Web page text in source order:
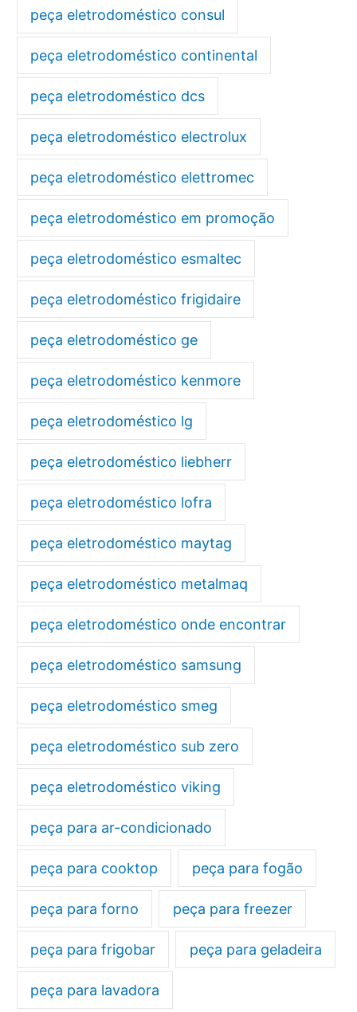
peça eletrodoméstico consul
peça eletrodoméstico continental
peça eletrodoméstico dcs
peça eletrodoméstico electrolux
peça eletrodoméstico elettromec
peça eletrodoméstico em promoção
peça eletrodoméstico esmaltec
peça eletrodoméstico frigidaire
peça eletrodoméstico ge
peça eletrodoméstico kenmore
peça eletrodoméstico lg
peça eletrodoméstico liebherr
peça eletrodoméstico lofra
peça eletrodoméstico maytag
peça eletrodoméstico metalmaq
peça eletrodoméstico onde encontrar
peça eletrodoméstico samsung
peça eletrodoméstico smeg
peça eletrodoméstico sub zero
peça eletrodoméstico viking
peça para ar-condicionado
peça para cooktop peça para fogão
peça para forno peça para freezer
peça para frigobar peça para geladeira
peça para lavadora